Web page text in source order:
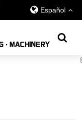
Español
/ Maquina de soldar